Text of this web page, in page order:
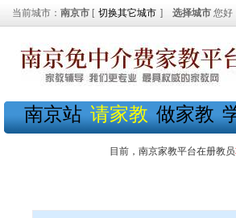
当前城市： 南京市 [ 切换其它城市 ] 选择城市 您好
南京站 请家教 做家教
目前，南京家教平台在册教员